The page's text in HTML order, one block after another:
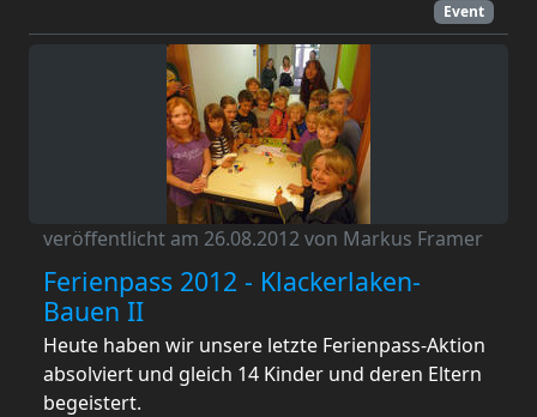
Event
veröffentlicht am 26.08.2012 von Markus Framer
Ferienpass 2012 - Klackerlaken-
Bauen II
Heute haben wir unsere letzte Ferienpass-Aktion
absolviert und gleich 14 Kinder und deren Eltern
begeistert.